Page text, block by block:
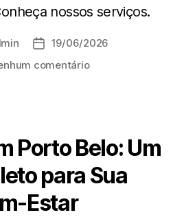
nossos serviços.
19/06/2026
comentário
Porto Belo: Um
para Sua
Estar